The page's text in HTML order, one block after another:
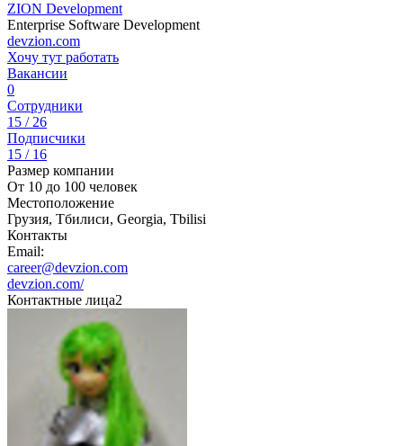
ZION Development
Enterprise Software Development
devzion.com
Хочу тут работать
Вакансии
0
Сотрудники
15 / 26
Подписчики
15 / 16
Размер компании
От 10 до 100 человек
Местоположение
Грузия, Тбилиси, Georgia, Tbilisi
Контакты
Email:
career@devzion.com
devzion.com/
Контактные лица2